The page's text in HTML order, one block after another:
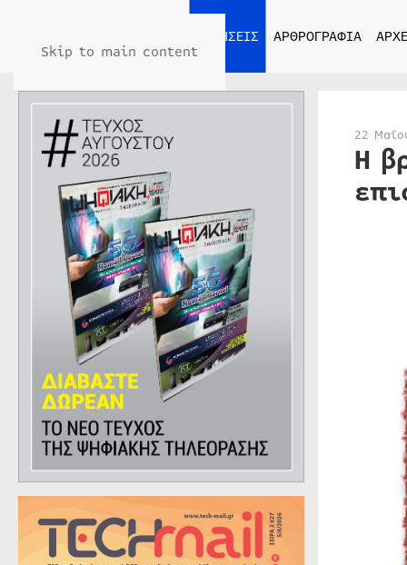
Skip to main content
ΕΙΔΗΣΕΙΣ ΑΡΘΡΟΓΡΑΦΙΑ
22
Η